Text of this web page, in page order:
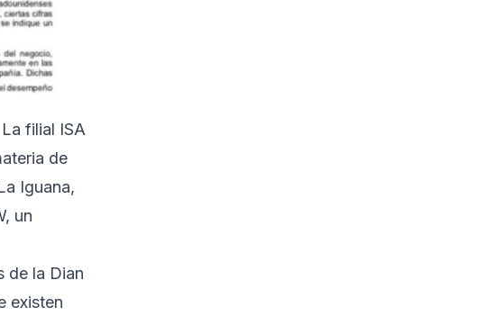
filial ISA
de
Iguana,
un
de la Dian
existen